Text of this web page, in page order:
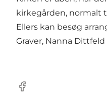
kirkegården, normalt
Ellers kan besøg
Graver, Nanna Dittfeld
Facebook